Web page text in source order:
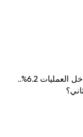
الإنماء: نمو التمويل يرفع دخل العمليات 6.2%..